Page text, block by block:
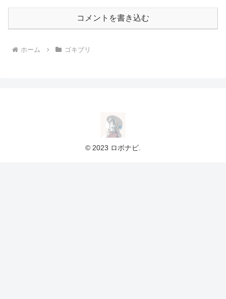
コメントを書き込む
ホーム ゴキブリ
© 2023 ロボナビ.